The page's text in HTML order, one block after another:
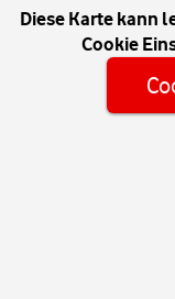
Diese Karte kann
Cookie